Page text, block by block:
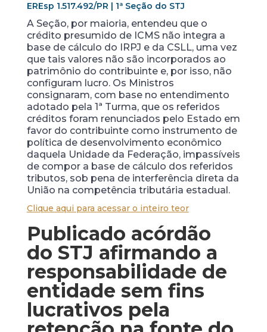
EREsp 1.517.492/PR | 1ª Seção do STJ
A Seção, por maioria, entendeu que o
crédito presumido de ICMS não integra a
base de cálculo do IRPJ e da CSLL, uma vez
que tais valores não são incorporados ao
patrimônio do contribuinte e, por isso, não
configuram lucro. Os Ministros
consignaram, com base no entendimento
adotado pela 1ª Turma, que os referidos
créditos foram renunciados pelo Estado em
favor do contribuinte como instrumento de
política de desenvolvimento econômico
daquela Unidade da Federação, impassíveis
de compor a base de cálculo dos referidos
tributos, sob pena de interferência direta da
União na competência tributária estadual.
Clique aqui para acessar o inteiro teor
Publicado acórdão
do STJ afirmando a
responsabilidade de
entidade sem fins
lucrativos pela